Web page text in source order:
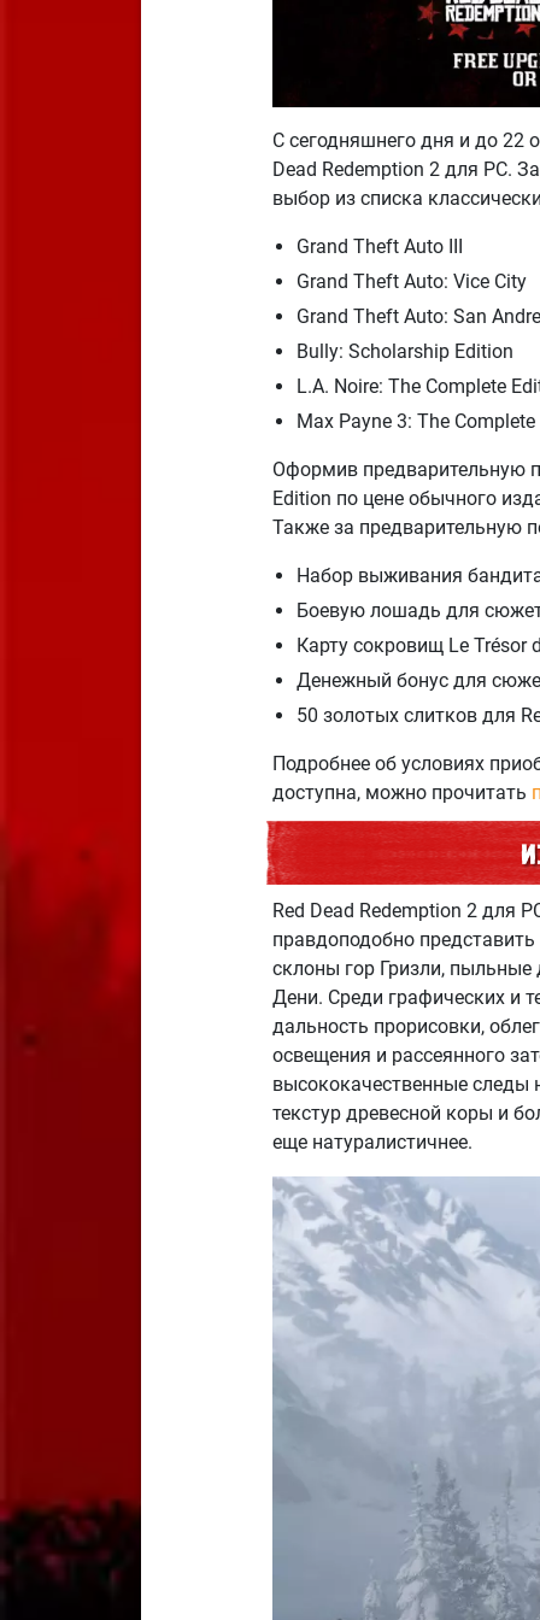
С сегодняшнего дня и до 22
Dead Redemption 2 для PC.
выбор из списка
Grand Theft Auto III
Grand Theft Auto: Vice City
Grand Theft Auto: San
Bully: Scholarship Edition
L.A. Noire: The Complete
Max Payne 3: The
Оформив предварительную
Edition по цене обычного
Также за предварительную
Набор выживания
Боевую лошадь для
Карту сокровищ Le
Денежный бонус для
50 золотых слитков для
Подробнее об условиях
доступна, можно прочитать
Red Dead Redemption 2 для
правдоподобно
склоны гор Гризли,
Дени. Среди графических и
дальность прорисовки,
освещения и рассеянного
высококачественные следы
текстур древесной коры и
еще натуралистичнее.